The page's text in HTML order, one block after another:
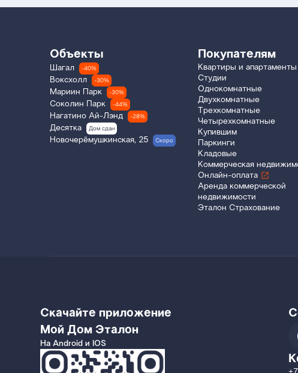
Объекты
Шагал -40%
Воксхолл -30%
Мариин Парк -30%
Соколин Парк -44%
Нагатино Ай-Лэнд -28%
Десятка Дом сдан
Новочерёмушкинская, 25 Скоро
Покупателям
Квартиры и апартаменты
Студии
Однокомнатные
Двухкомнатные
Трехкомнатные
Четырехкомнатные
Купившим
Паркинги
Кладовые
Коммерческая
Онлайн-оплата
Аренда коммерческой
недвижимости
Эталон Страхование
Скачайте приложение
Мой Дом Эталон
На Android и IOS